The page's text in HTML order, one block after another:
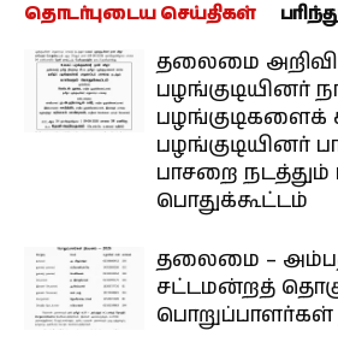
தொடர்புடைய செய்திகள்
தலைமை
பழங்குடியினர்
பழங்குடிகளைக்
பழங்குடியினர்
பாசறை நடத்தும்
பொதுக்கூட்டம்
தலைமை –
சட்டமன்றத்
பொறுப்பாளர்கள்